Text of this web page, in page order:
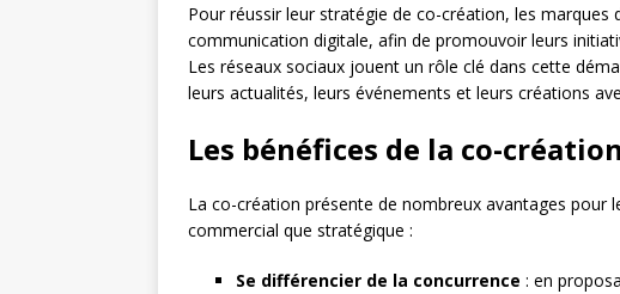
Pour réussir leur stratégie de co-création, les marques
communication digitale, afin de promouvoir leurs
Les réseaux sociaux jouent un rôle clé dans cette
leurs actualités, leurs événements et leurs créations
Les bénéfices de la co-
La co-création présente de nombreux avantages pour
commercial que stratégique :
Se différencier de la concurrence : en